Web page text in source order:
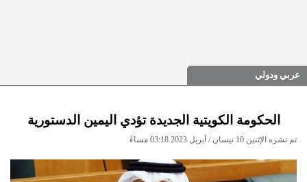
عربي ودولي
الحكومة الكويتية الجديدة تؤدي اليمين الدستورية
تم نشره الإثنين 10 نيسان / أبريل 2023 03:18 مساءً